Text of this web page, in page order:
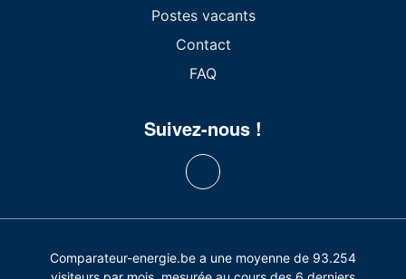
Postes vacants
Contact
FAQ
Suivez-nous !
Comparateur-energie.be a une moyenne de 93.254